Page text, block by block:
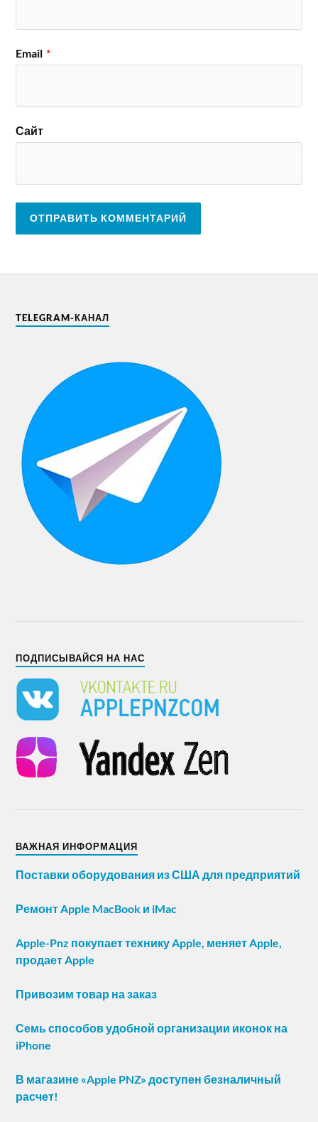
Email *
Сайт
TELEGRAM-КАНАЛ
ПОДПИСЫВАЙСЯ НА НАС
ВАЖНАЯ ИНФОРМАЦИЯ
Поставки оборудования из США для предприятий
Ремонт Apple MacBook и iMac
Apple-Pnz покупает технику Apple, меняет Apple,
продает Apple
Привозим товар на заказ
Семь способов удобной организации иконок на
iPhone
В магазине «Apple PNZ» доступен безналичный
расчет!